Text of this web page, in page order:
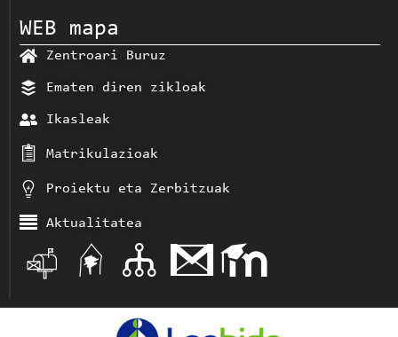
WEB mapa
Zentroari Buruz
Ematen diren zikloak
Ikasleak
Matrikulazioak
Proiektu eta Zerbitzuak
Aktualitatea